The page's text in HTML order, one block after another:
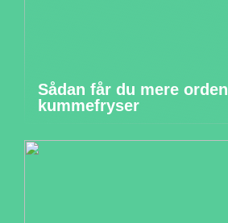
Sådan får du mere
kummefryser